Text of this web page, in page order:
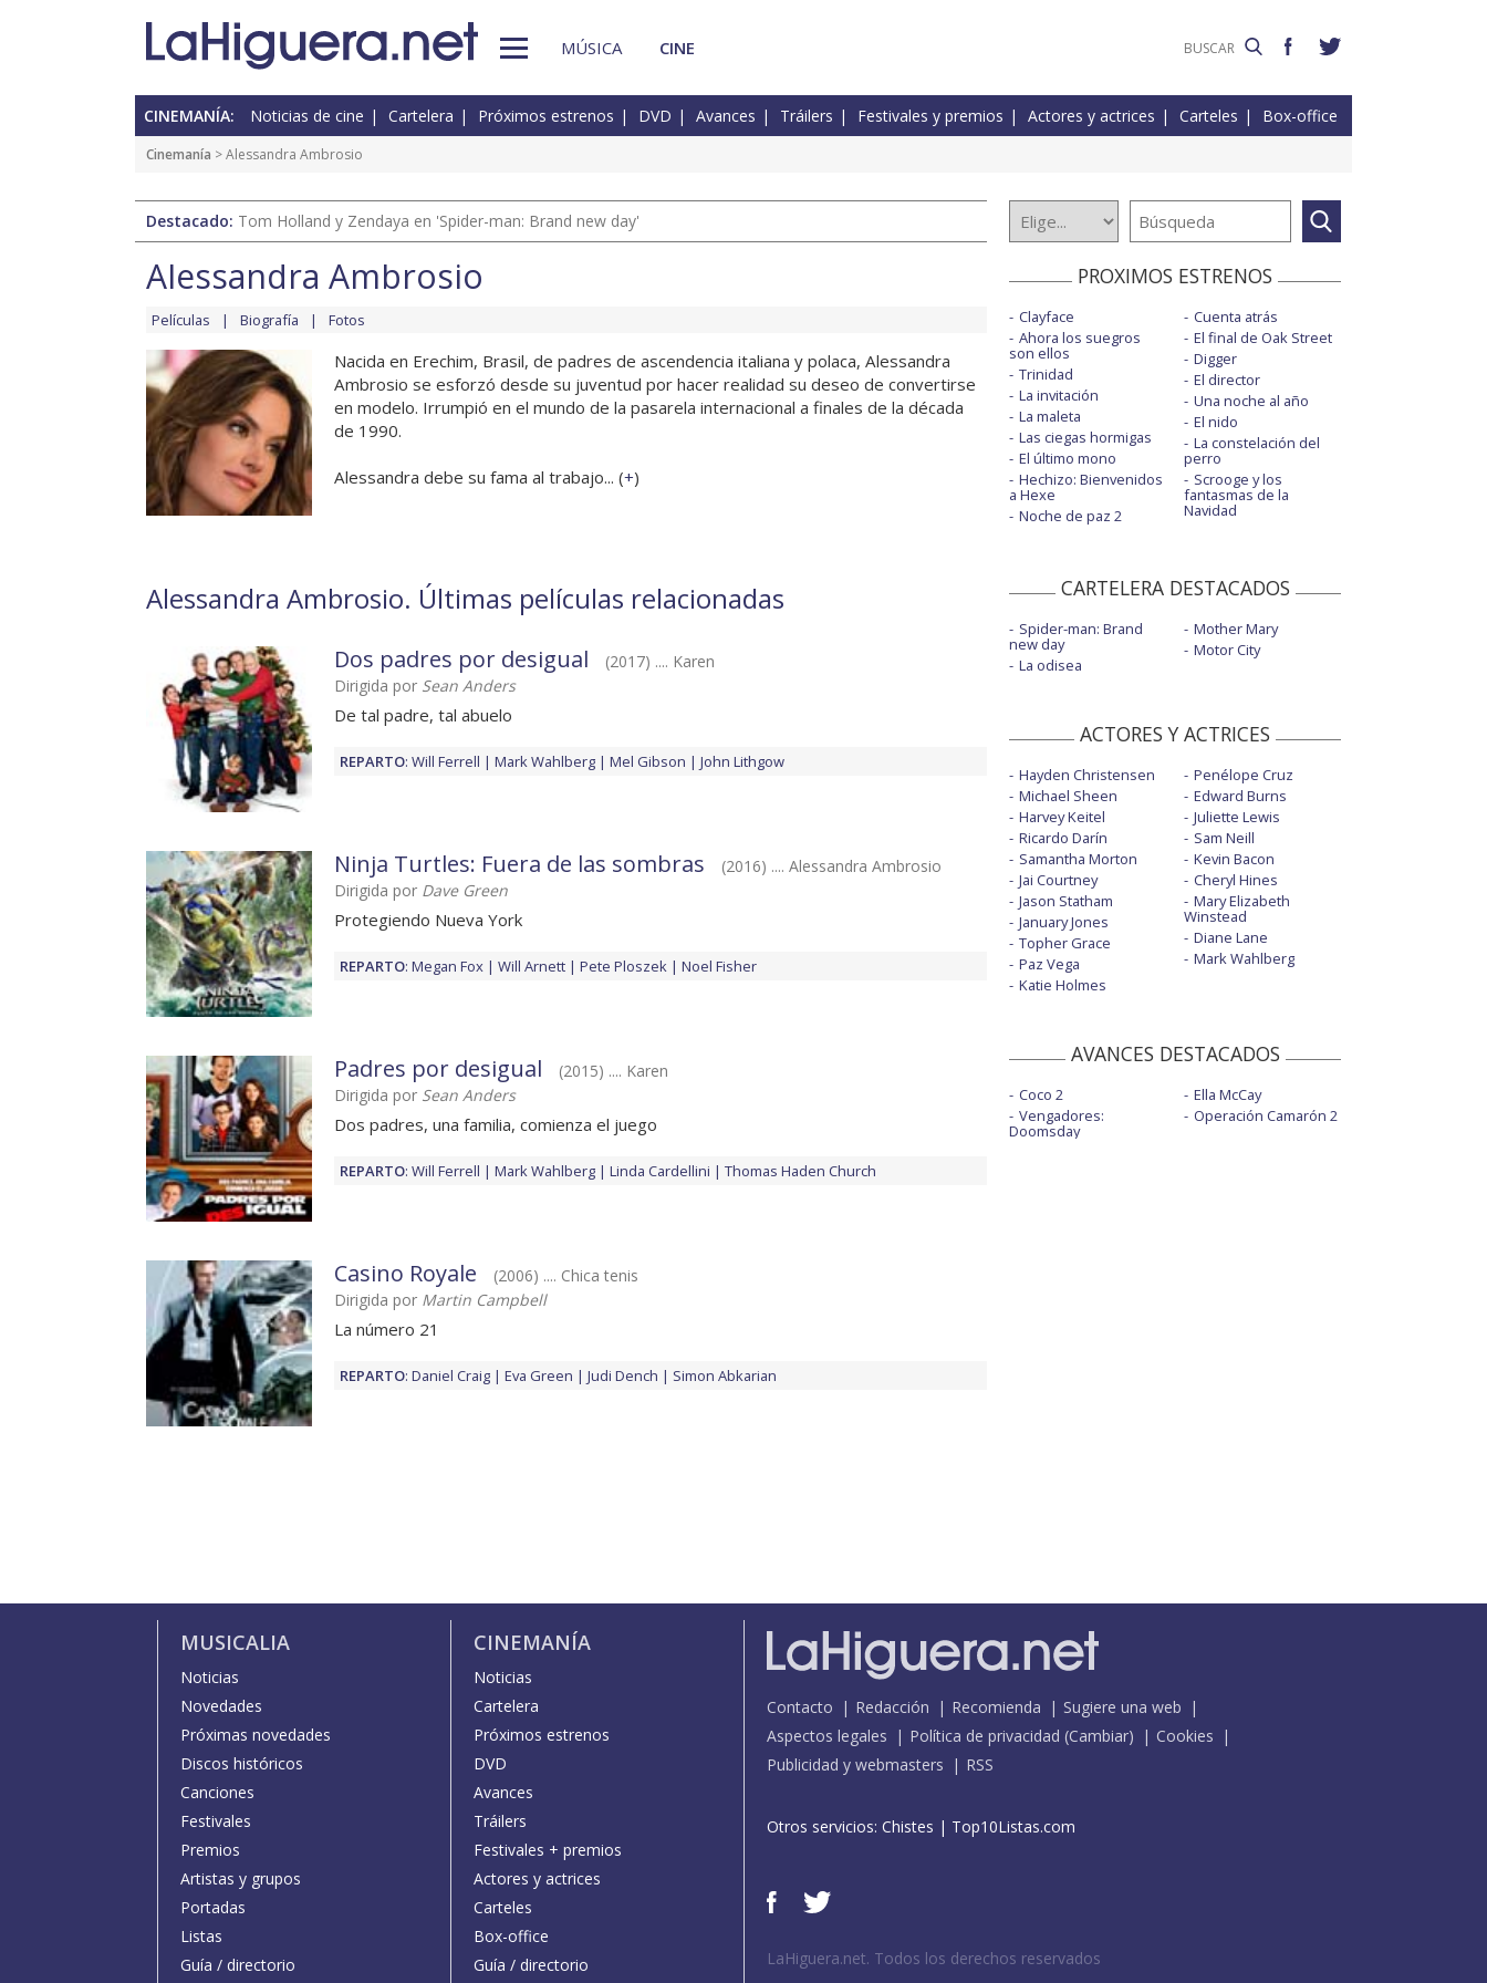
MÚSICA CINE
CINEMANÍA: Noticias de cine Cartelera Próximos estrenos DVD Avances Tráilers Festivales y premios Actores y actrices Carteles Box-office
Cinemanía > Alessandra Ambrosio
Destacado: Tom Holland y Zendaya en 'Spider-man: Brand new day'
Alessandra Ambrosio
Películas Biografía Fotos
Nacida en Erechim, Brasil, de padres de ascendencia italiana y polaca, Alessandra
Ambrosio se esforzó desde su juventud por hacer realidad su deseo de convertirse
en modelo. Irrumpió en el mundo de la pasarela internacional a finales de la década
de 1990.
Alessandra debe su fama al trabajo... (+)
Alessandra Ambrosio. Últimas películas relacionadas
Dos padres por desigual
(2017) .... Karen
Dirigida por Sean Anders
De tal padre, tal abuelo
REPARTO: Will Ferrell Mark Wahlberg Mel Gibson John Lithgow
Ninja Turtles: Fuera de las sombras
(2016) .... Alessandra Ambrosio
Dirigida por Dave Green
Protegiendo Nueva York
REPARTO: Megan Fox Will Arnett Pete Ploszek Noel Fisher
Padres por desigual
(2015) .... Karen
Dirigida por Sean Anders
Dos padres, una familia, comienza el juego
REPARTO: Will Ferrell Mark Wahlberg Linda Cardellini Thomas Haden Church
Casino Royale
(2006) .... Chica tenis
Dirigida por Martin Campbell
La número 21
REPARTO: Daniel Craig Eva Green Judi Dench Simon Abkarian
PROXIMOS ESTRENOS
Clayface
Ahora los suegros
son ellos
Trinidad
La invitación
La maleta
Las ciegas hormigas
El último mono
Hechizo: Bienvenidos
a Hexe
Noche de paz 2
Cuenta atrás
El final de Oak Street
Digger
El director
Una noche al año
El nido
La constelación del
perro
Scrooge y los
fantasmas de la
Navidad
CARTELERA DESTACADOS
Spider-man: Brand
new day
La odisea
Mother Mary
Motor City
ACTORES Y ACTRICES
Hayden Christensen
Michael Sheen
Harvey Keitel
Ricardo Darín
Samantha Morton
Jai Courtney
Jason Statham
January Jones
Topher Grace
Paz Vega
Katie Holmes
Penélope Cruz
Edward Burns
Juliette Lewis
Sam Neill
Kevin Bacon
Cheryl Hines
Mary Elizabeth
Winstead
Diane Lane
Mark Wahlberg
AVANCES DESTACADOS
Coco 2
Vengadores:
Doomsday
Ella McCay
Operación Camarón 2
MUSICALIA
Noticias
Novedades
Próximas novedades
Discos históricos
Canciones
Festivales
Premios
Artistas y grupos
Portadas
Listas
Guía / directorio
CINEMANÍA
Noticias
Cartelera
Próximos estrenos
DVD
Avances
Tráilers
Festivales + premios
Actores y actrices
Carteles
Box-office
Guía / directorio
Contacto Redacción Recomienda
Sugiere una web
Aspectos legales
Política de privacidad (Cambiar)
Cookies
Publicidad y webmasters
RSS
Otros servicios: Chistes | Top10Listas.com
LaHiguera.net. Todos los derechos reservados